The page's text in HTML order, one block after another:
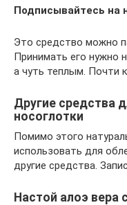
Подписывайтесь на
Это средство можно
Принимать его нужно
а чуть теплым. Почти
Другие средства
носоглотки
Помимо этого
использовать для
другие средства.
Настой алоэ